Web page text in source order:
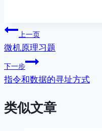
文
章
导
上一页
微机原理习题
下一步
指令和数据的寻址方式
类似文章